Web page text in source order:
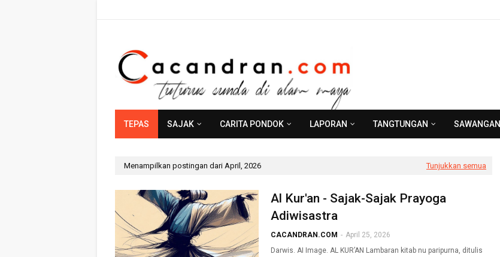
TEPAS SAJAK CARITA PONDOK LAPORAN TANGTUNGAN SAWANGAN
Menampilkan postingan dari April, 2026 Tunjukkan semua
Al Kur'an - Sajak-Sajak Prayoga
Adiwisastra
CACANDRAN.COM - April 25, 2026
Darwis. AI Image. AL KUR’AN Lambaran kitab nu paripurna, ditulis